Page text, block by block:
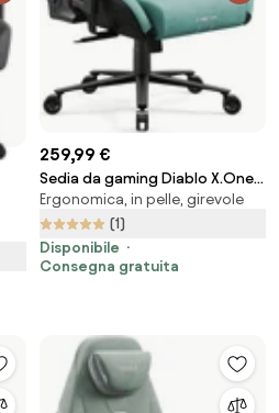
259,99 €
Sedia da gaming Diablo X.One
Prime Mystic Mint Normal Size
Ergonomica, in pelle, girevole
(1)
Disponibile
Consegna gratuita